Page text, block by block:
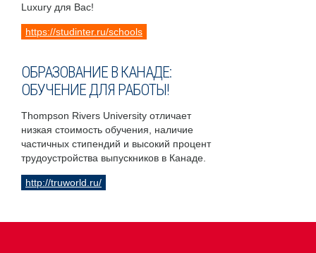
Luxury для Вас!
https://studinter.ru/schools
ОБРАЗОВАНИЕ В КАНАДЕ:
ОБУЧЕНИЕ ДЛЯ РАБОТЫ!
Thompson Rivers University отличает
низкая стоимость обучения, наличие
частичных стипендий и высокий процент
трудоустройства выпускников в Канаде.
http://truworld.ru/